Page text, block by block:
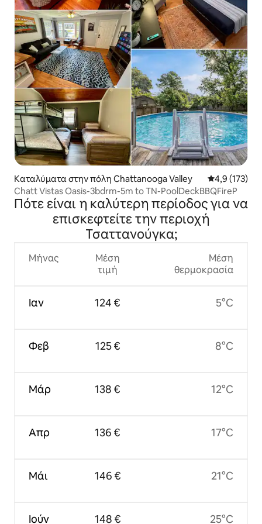
Καταλύματα στην πόλη Chattanooga Valley Μέση
4,9 (173)
Chatt Vistas Oasis-3bdrm-5m to TN-PoolDeckBBQFireP
Πότε είναι η καλύτερη περίοδος για να
επισκεφτείτε την περιοχή
Τσαττανούγκα;
Μήνας
Ιαν
Φεβ
Μάρ
Απρ
Μάι
Ιούν
Μέση
τιμή
124 €
125 €
138 €
136 €
146 €
148 €
Μέση
θερμοκρασία
5°C
8°C
12°C
17°C
21°C
25°C